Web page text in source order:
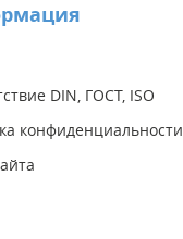
DIN, ГОСТ, ISO
конфиденциальности